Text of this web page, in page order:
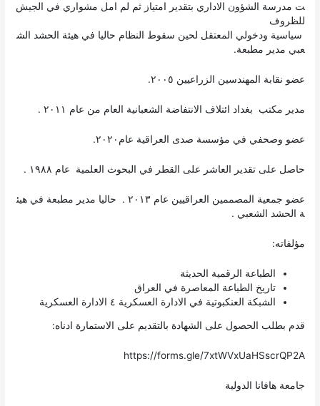
ت مدرسة الشؤون الاداري بتقدير امتياز ثم لم امل مشواري في الجيش
للظروف
سياسية ودخولي المعتقل لحين سقوط النظام حاليا في هيئة الحشد الش
عبي مدير مطبعة.
عضو نقابة المهندسين الزراعيين ٢٠٠٥.
مدير مكتب بغداد ائتلاف الانتفاضة الشعبانية العام من عام ٢٠١١ .
عضو وصحفي في مؤسسة صدى العراقية عام٢٠٢٠.
حاصل على تقدير العاشر على القطر في البحوث العلمية عام ١٩٨٨ .
عضو جمعية المصممين العراقيين عام ٢٠١٣ . حاليا مدير مطبعة في هيئ
ة الحشد الشعبي .
مؤلفاته:
الطباعة الرقمية الحديثة
تاريخ الطباعة المعاصرة في العراق
الشبكة العنكبوتية في الادارة العسكرية ٤ الادارة العسكرية
قدم بطلب الحصول على الشهادة بالتقديم على الاستمارة ادناه:
جامعة هافانا الدولية